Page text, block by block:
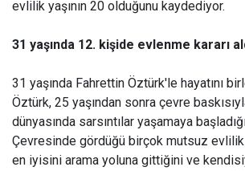
evlilik yaşının 20 olduğunu kaydediyor.
31 yaşında 12. kişide evlenme kararı
31 yaşında Fahrettin Öztürk'le hayatını
Öztürk, 25 yaşından sonra çevre
dünyasında sarsıntılar yaşamaya
Çevresinde gördüğü birçok mutsuz
en iyisini arama yoluna gittiğini ve